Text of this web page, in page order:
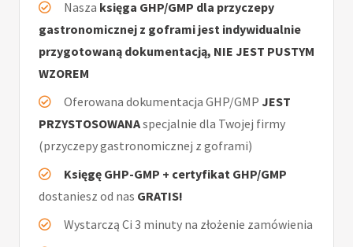
Nasza księga GHP/GMP dla przyczepy
gastronomicznej z goframi jest indywidualnie
przygotowaną dokumentacją, NIE JEST PUSTYM
WZOREM
Oferowana dokumentacja GHP/GMP JEST
PRZYSTOSOWANAspecjalnie dla Twojej firmy
(przyczepy gastronomicznej z goframi)
Księgę GHP-GMP + certyfikat GHP/GMP
dostaniesz od nas GRATIS!
Wystarczą Ci 3 minuty na złożenie zamówienia